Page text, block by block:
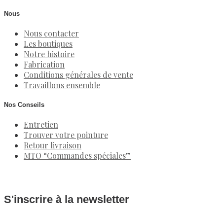
Nous
Nous contacter
Les boutiques
Notre histoire
Fabrication
Conditions générales de vente
Travaillons ensemble
Nos Conseils
Entretien
Trouver votre pointure
Retour livraison
MTO “Commandes spéciales”
S'inscrire à la newsletter